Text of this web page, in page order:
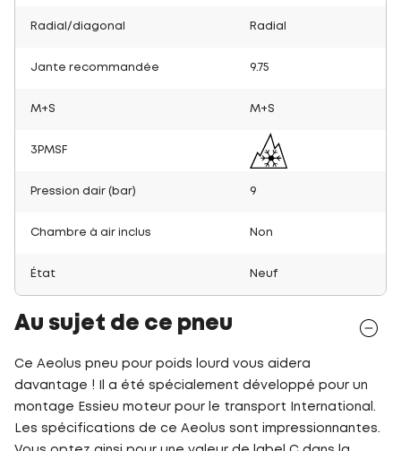
Radial/diagonal Radial
Jante recommandée 9.75
M+S M+S
3PMSF
Pression dair (bar) 9
Chambre à air inclus Non
État Neuf
Au sujet de ce pneu
Ce Aeolus pneu pour poids lourd vous aidera
davantage ! Il a été spécialement développé pour un
montage Essieu moteur pour le transport International.
Les spécifications de ce Aeolus sont impressionnantes.